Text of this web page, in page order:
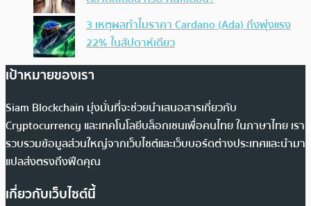
3 เหตุผลทำไมราคา Cardano (Ada) ถึงพุ่งแรง
22% ในสัปดาห์เดียว
เป้าหมายของเรา
Siam Blockchain มุ่งมั่นที่จะช่วยนำเสนอสารเกี่ยวกับ
Cryptocurrency และเทคโนโลยีบล็อกเชนเพื่อคนไทย ในภาษาไทย เรา
รวบรวมข้อมูลส่วนใหญ่จากเว็บไซต์และเว็บบอร์ดต่างประเทศและนำมา
แปลส่งตรงถึงฟีดคุณ
เกี่ยวกับเว็บไซต์นี้